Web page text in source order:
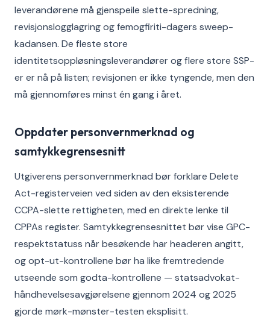
leverandørene må gjenspeile slette-spredning,
revisjonslogglagring og femogfiriti-dagers sweep-
kadansen. De fleste store
identitetsoppløsningsleverandører og flere store SSP-
er er nå på listen; revisjonen er ikke tyngende, men den
må gjennomføres minst én gang i året.
Oppdater personvernmerknad og
samtykkegrensesnitt
Utgiverens personvernmerknad bør forklare Delete
Act-registerveien ved siden av den eksisterende
CCPA-slette rettigheten, med en direkte lenke til
CPPAs register. Samtykkegrensesnittet bør vise GPC-
respektstatuss når besøkende har headeren angitt,
og opt-ut-kontrollene bør ha like fremtredende
utseende som godta-kontrollene — statsadvokat-
håndhevelsesavgjørelsene gjennom 2024 og 2025
gjorde mørk-mønster-testen eksplisitt.